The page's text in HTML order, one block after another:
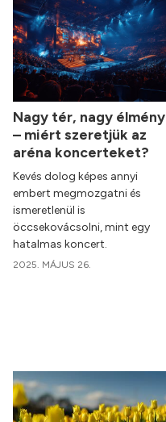
Nagy tér, nagy élmény
– miért szeretjük az
aréna koncerteket?
Kevés dolog képes annyi
embert megmozgatni és
ismeretlenül is
öccsekovácsolni, mint egy
hatalmas koncert.
2025. MÁJUS 26.